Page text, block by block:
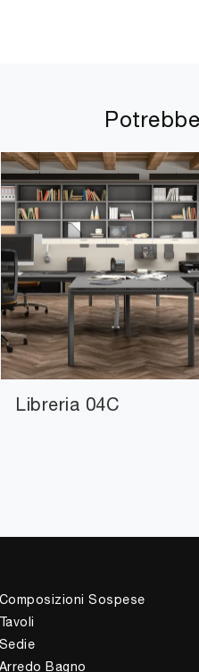
Libreria 04C
Composizioni Sospese
Tavoli
Sedie
Arredo Bagno